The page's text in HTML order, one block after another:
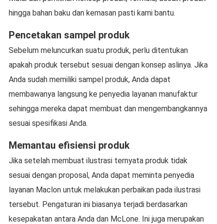
hingga bahan baku dan kemasan pasti kami bantu.
Pencetakan sampel produk
Sebelum meluncurkan suatu produk, perlu ditentukan
apakah produk tersebut sesuai dengan konsep aslinya. Jika
Anda sudah memiliki sampel produk, Anda dapat
membawanya langsung ke penyedia layanan manufaktur
sehingga mereka dapat membuat dan mengembangkannya
sesuai spesifikasi Anda.
Memantau efisiensi produk
Jika setelah membuat ilustrasi ternyata produk tidak
sesuai dengan proposal, Anda dapat meminta penyedia
layanan Maclon untuk melakukan perbaikan pada ilustrasi
tersebut. Pengaturan ini biasanya terjadi berdasarkan
kesepakatan antara Anda dan McLone. Ini juga merupakan